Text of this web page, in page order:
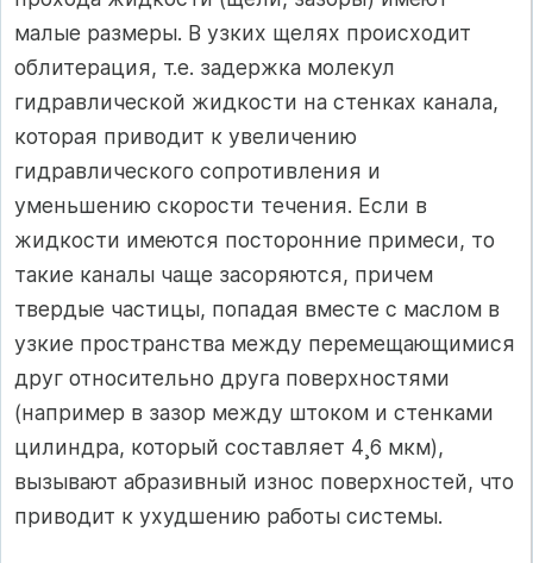
малые размеры. В узких щелях происходит
облитерация, т.е. задержка молекул
гидравлической жидкости на стенках канала,
которая приводит к увеличению
гидравлического сопротивления и
уменьшению скорости течения. Если в
жидкости имеются посторонние примеси, то
такие каналы чаще засоряются, причем
твердые частицы, попадая вместе с маслом в
узкие пространства между перемещающимися
друг относительно друга поверхностями
(например в зазор между штоком и стенками
цилиндра, который составляет 4¸6 мкм),
вызывают абразивный износ поверхностей, что
приводит к ухудшению работы системы.